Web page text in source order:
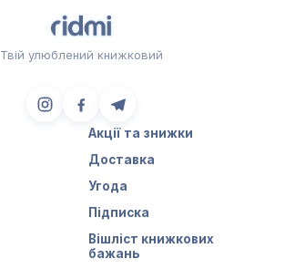
Твій улюблений книжковий
Акції та знижки
Доставка
Угода
Підписка
Вішліст книжкових
бажань